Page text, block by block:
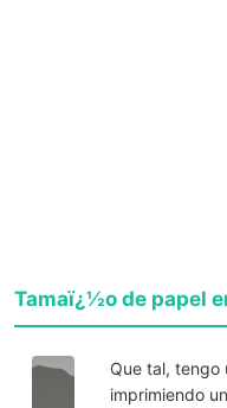
Tamaï¿½o de papel
Que tal, tengo
imprimiendo